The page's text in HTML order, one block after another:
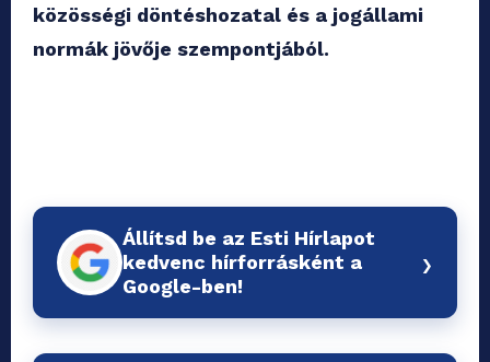
közösségi döntéshozatal és a jogállami
normák jövője szempontjából.
Állítsd be az Esti Hírlapot
kedvenc hírforrásként a
Google-ben!
›